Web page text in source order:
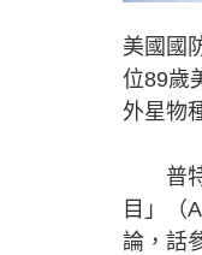
美國國
位89歲
外星物
普特
目」（
論，話